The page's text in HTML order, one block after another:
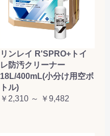
リンレイ R'SPRO+トイ
レ防汚クリーナー
18L/400mL(小分け用空ボ
トル)
￥2,310 ～ ￥9,482